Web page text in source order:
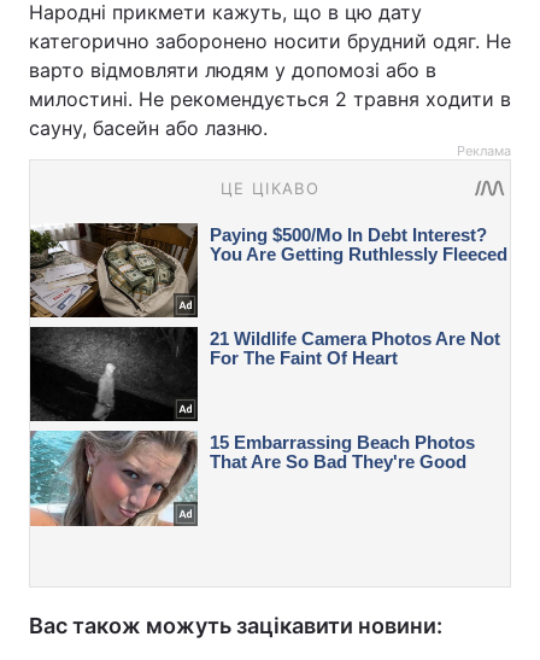
Народні прикмети кажуть, що в цю дату
категорично заборонено носити брудний одяг. Не
варто відмовляти людям у допомозі або в
милостині. Не рекомендується 2 травня ходити в
сауну, басейн або лазню.
Реклама
Вас також можуть зацікавити новини: